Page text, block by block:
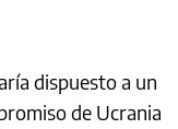
dispuesto a un
de Ucrania